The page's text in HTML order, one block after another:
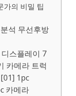
가의 비밀 팁
석 무선후방
스플레이 7
카메라 트럭
1pc
카메라